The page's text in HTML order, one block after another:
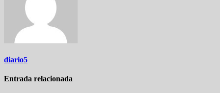
diario5
Entrada relacionada